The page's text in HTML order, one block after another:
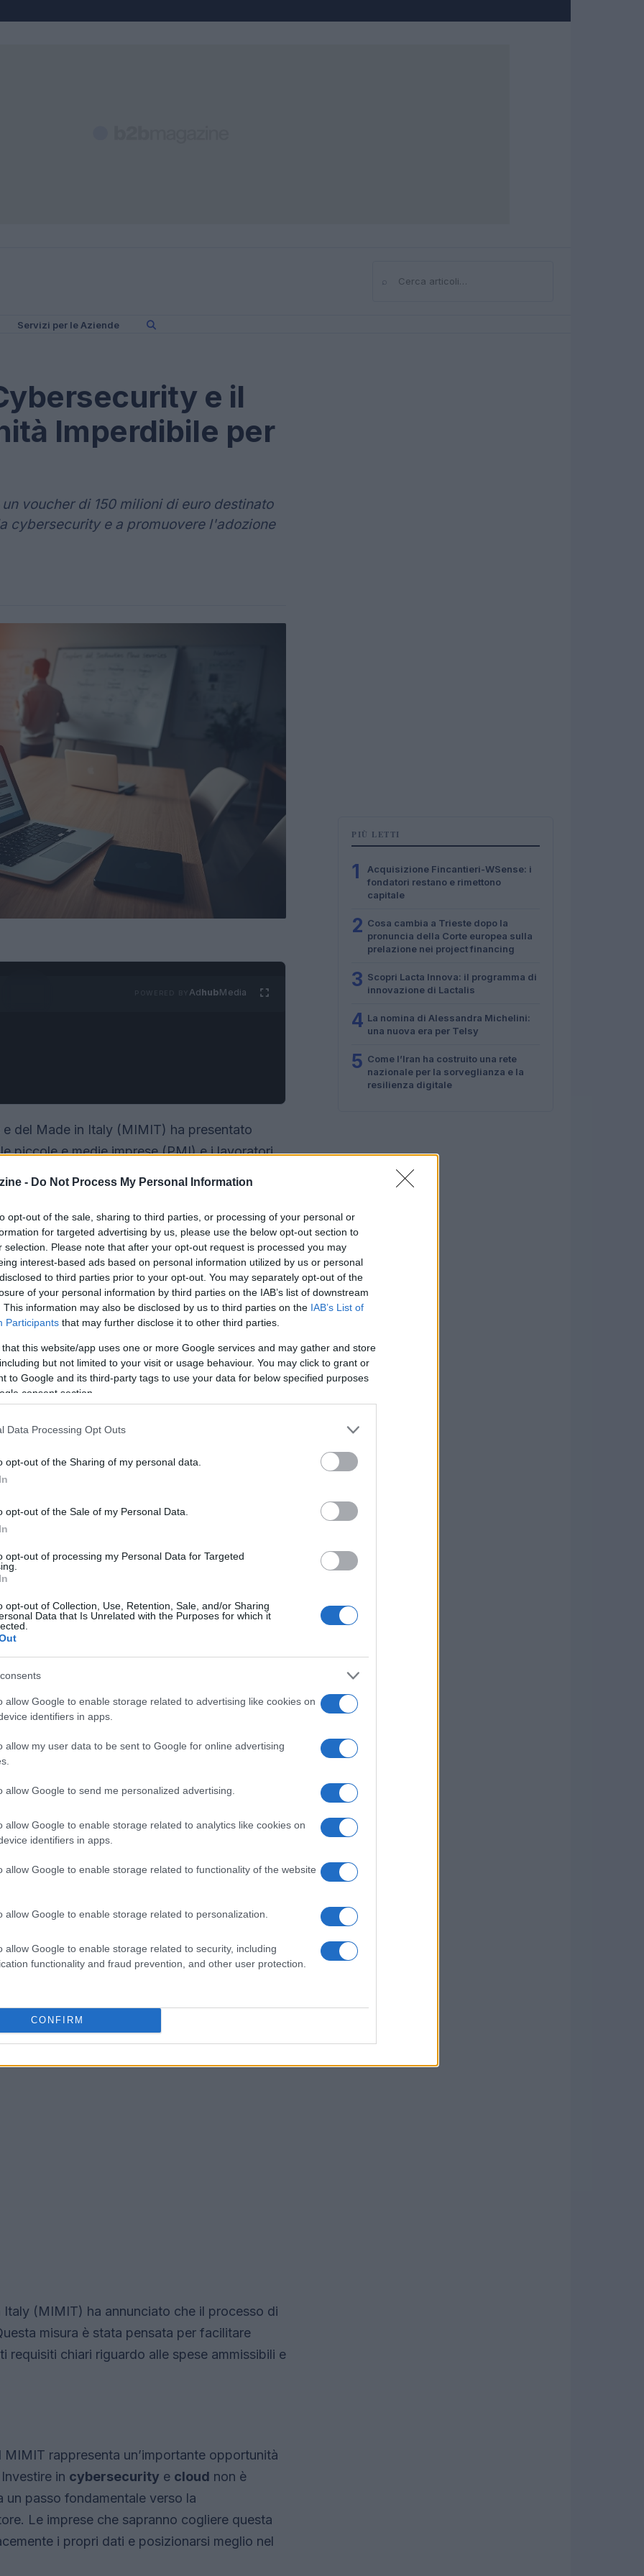
- Do Not Process My Personal Information
opt-out of the sale, sharing to third parties, or processing of your personal or
for targeted advertising by us, please use the below opt-out section to
selection. Please note that after your opt-out request is processed you may
interest-based ads based on personal information utilized by us or personal
to third parties prior to your opt-out. You may separately opt-out of the
of your personal information by third parties on the IAB’s list of downstream
This information may also be disclosed by us to third parties on the IAB’s List of
Participants that may further disclose it to other third parties.
that this website/app uses one or more Google services and may gather and store
but not limited to your visit or usage behaviour. You may click to grant or
to Google and its third-party tags to use your data for below specified purposes
consent section.
Data Processing Opt Outs
opt-out of the Sharing of my personal data.
opt-out of the Sale of my Personal Data.
opt-out of processing my Personal Data for Targeted
opt-out of Collection, Use, Retention, Sale, and/or Sharing
Data that Is Unrelated with the Purposes for which it
allow Google to enable storage related to advertising like cookies on
identifiers in apps.
allow my user data to be sent to Google for online advertising
allow Google to send me personalized advertising.
allow Google to enable storage related to analytics like cookies on
identifiers in apps.
allow Google to enable storage related to functionality of the website
allow Google to enable storage related to personalization.
allow Google to enable storage related to security, including
functionality and fraud prevention, and other user protection.
CONFIRM
⌕Cerca
Servizi per le Aziende
e il
Imperdibile per
voucher di 150 milioni di euro destinato
cybersecurity e a promuovere l'adozione
AdhubMedia
del Made in Italy (MIMIT) ha presentato
piccole e medie imprese (PMI) e i lavoratori
la sicurezza informatica e facilitare
un
.
l’adozione di soluzioni dicybersecurity
fondamentali per la modernizzazione e la
cui le minacce informatiche sono in costante
adeguata diventa cruciale per la
Il voucher, che coprirà fino al
a queste esigenze.
a questo programma avranno
di sistemi di protezione
a una maggiore efficienza
la produttività.
definite in un successivo decreto
e i liberi professionisti si tengano aggiornati
di beneficiare di questo incentivo.
(MIMIT) ha annunciato che il processo di
misura è stata pensata per facilitare
requisiti chiari riguardo alle spese ammissibili e
rappresenta un’importante opportunità
in cybersecurity e cloud non è
passo fondamentale verso la
Le imprese che sapranno cogliere questa
i propri dati e posizionarsi meglio nel
PIÙ LETTI
1
Acquisizione Fincantieri-WSense: i
fondatori restano e rimettono
capitale
2 Cosa cambia a Trieste dopo la
pronuncia della Corte europea sulla
prelazione nei project financing
3 Scopri Lacta Innova: il programma di
innovazione di Lactalis
4 La nomina di Alessandra Michelini:
una nuova era per Telsy
5 Come l’Iran ha costruito una rete
nazionale per la sorveglianza e la
resilienza digitale